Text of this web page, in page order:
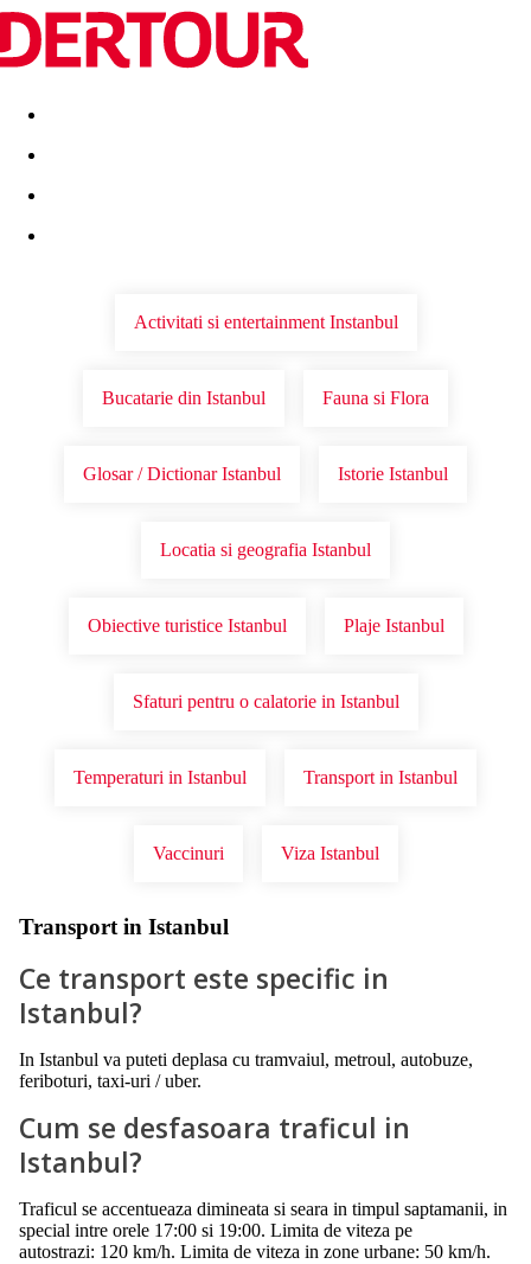
Destinatii Vacanta perfecta OFERTE DE NERATAT
Activitati si entertainment Instanbul
Bucatarie din Istanbul Fauna si Flora
Glosar / Dictionar Istanbul Istorie Istanbul
Locatia si geografia Istanbul
Obiective turistice Istanbul Plaje Istanbul
Sfaturi pentru o calatorie in Istanbul
Temperaturi in Istanbul Transport in Istanbul
Vaccinuri Viza Istanbul
Transport in Istanbul
Ce transport este specific in
Istanbul?
In Istanbul va puteti deplasa cu tramvaiul, metroul, autobuze,
feriboturi, taxi-uri / uber.
Cum se desfasoara traficul in
Istanbul?
Traficul se accentueaza dimineata si seara in timpul saptamanii, in
special intre orele 17:00 si 19:00. Limita de viteza pe
autostrazi: 120 km/h. Limita de viteza in zone urbane: 50 km/h.